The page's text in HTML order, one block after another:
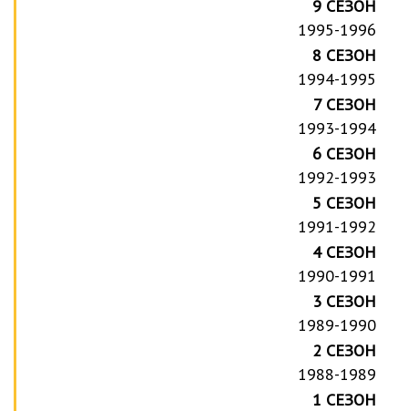
9 СЕЗОН
1995-1996
8 СЕЗОН
1994-1995
7 СЕЗОН
1993-1994
6 СЕЗОН
1992-1993
5 СЕЗОН
1991-1992
4 СЕЗОН
1990-1991
3 СЕЗОН
1989-1990
2 СЕЗОН
1988-1989
1 СЕЗОН